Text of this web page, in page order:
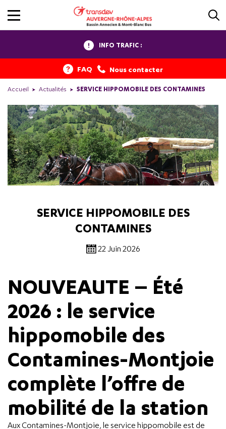
INFO TRAFIC :
FAQ Nous contacter
Accueil Actualités SERVICE HIPPOMOBILE DES CONTAMINES
SERVICE HIPPOMOBILE DES
CONTAMINES
22 Juin 2026
NOUVEAUTE – Été
2026 : le service
hippomobile des
Contamines-Montjoie
complète l’offre de
mobilité de la station
Aux Contamines-Montjoie, le service hippomobile est de